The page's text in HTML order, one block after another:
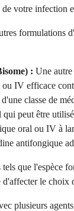
votre infection
formulations
: Une
IV efficace
classe de
peut être
oral ou IV à
antifongique
que l'espèce
le choix
plusieurs